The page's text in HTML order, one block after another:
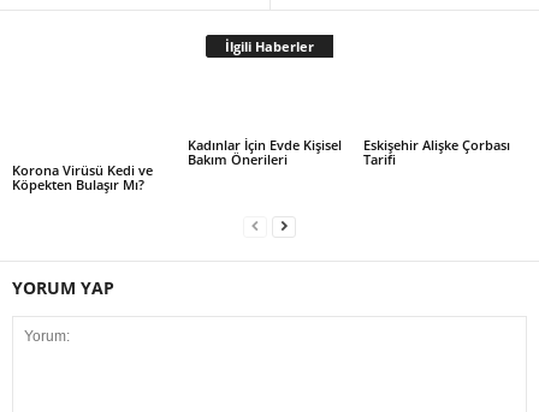
İlgili Haberler
Korona Virüsü Kedi ve
Köpekten Bulaşır Mı?
Kadınlar İçin Evde Kişisel
Bakım Önerileri
Eskişehir Alişke Çorbası
Tarifi
YORUM YAP